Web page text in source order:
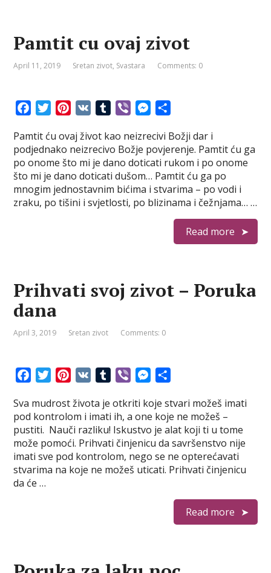
Pamtit cu ovaj zivot
April 11, 2019 Sretan zivot, Svastara Comments: 0
c
e
b
o
o
T
i
t
t
e
r
n
t
e
r
e
m
b
l
r
b
e
r
M
s
s
e
n
g
a
r
e
Pamtit ću ovaj život kao neizrecivi Božji dar i
podjednako neizrecivo Božje povjerenje. Pamtit ću ga
po onome što mi je dano doticati rukom i po onome
što mi je dano doticati dušom… Pamtit ću ga po
mnogim jednostavnim bićima i stvarima – po vodi i
zraku, po tišini i svjetlosti, po blizinama i čežnjama… …
Read more
Prihvati svoj zivot – Poruka
dana
April 3, 2019 Sretan zivot Comments: 0
c
e
b
o
o
k
T
i
t
t
e
r
n
t
e
r
e
m
b
r
b
e
r
M
s
s
e
n
g
a
r
e
Sva mudrost života je otkriti koje stvari možeš imati
pod kontrolom i imati ih, a one koje ne možeš –
pustiti. Nauči razliku! Iskustvo je alat koji ti u tome
može pomoći. Prihvati činjenicu da savršenstvo nije
imati sve pod kontrolom, nego se ne opterećavati
stvarima na koje ne možeš uticati. Prihvati činjenicu
da će …
Read more